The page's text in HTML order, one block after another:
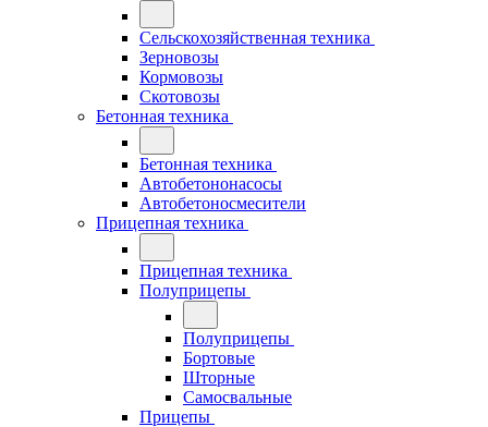
Сельскохозяйственная техника
Зерновозы
Кормовозы
Скотовозы
Бетонная техника
Бетонная техника
Автобетононасосы
Автобетоносмесители
Прицепная техника
Прицепная техника
Полуприцепы
Полуприцепы
Бортовые
Шторные
Самосвальные
Прицепы